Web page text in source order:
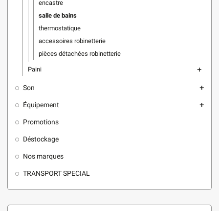
encastre
salle de bains
thermostatique
accessoires robinetterie
pièces détachées robinetterie
Paini add
Son add
Équipement add
Promotions
Déstockage
Nos marques
TRANSPORT SPECIAL